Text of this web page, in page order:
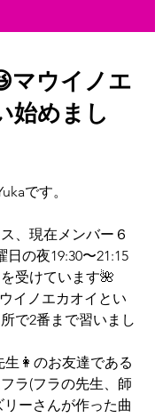
マウイノエ
始めまし
です。
、現在メンバー６
の夜19:30〜21:15
受けています🌺
イノエカオイとい
で2番まで習いまし
生👩のお友達である
ラ(フラの先生、師
ーさんが作った曲